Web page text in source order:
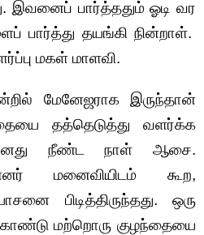
இவனைப் பார்த்ததும் ஓடி வர
பார்த்து தயங்கி நின்றாள்.
மகள் மாளவி.
மேனேஜராக இருந்தான்
தத்தெடுத்து வளர்க்க
நீண்ட நாள் ஆசை.
மனைவியிடம் கூற,
பிடித்திருந்தது. ஒரு
மற்றொரு குழந்தையை